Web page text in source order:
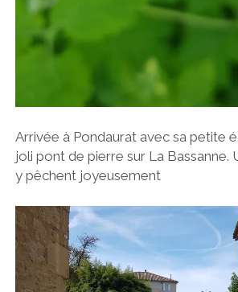
Arrivée à Pondaurat avec sa petite
joli pont de pierre sur La Bassanne.
y pêchent joyeusement